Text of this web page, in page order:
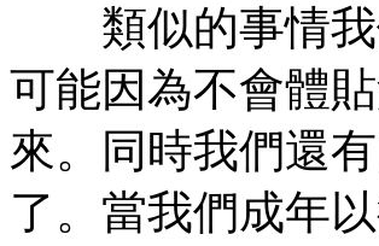
類似的事情我
可能因為不會體
來。同時我們還
了。當我們成年